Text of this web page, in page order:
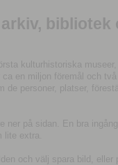
bibliotek
kulturhistoriska
en miljon föremål och
personer, platser,
på sidan. En bra ingång
extra.
och välj spara bild, eller